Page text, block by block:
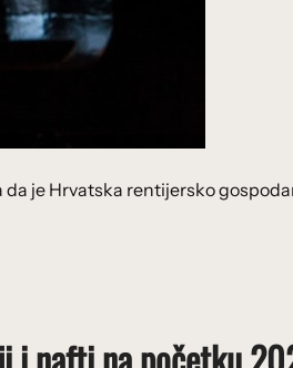
je Hrvatska rentijersko